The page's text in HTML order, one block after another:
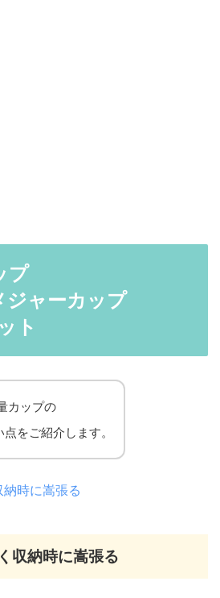
プ
ジャーカップ
ト
カップの
点をご紹介します。
時に嵩張る
収納時に嵩張る